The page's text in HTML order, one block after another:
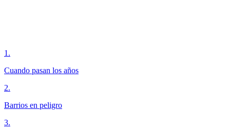
1 .
Cuando pasan los años
2.
Barrios en peligro
3.